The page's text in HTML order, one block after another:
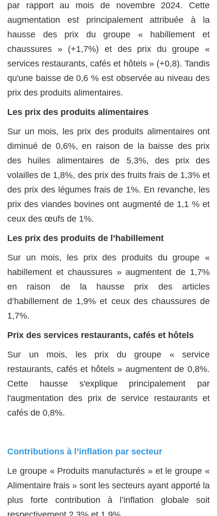
par rapport au mois de novembre 2024. Cette
augmentation est principalement attribuée à la
hausse des prix du groupe « habillement et
chaussures » (+1,7%) et des prix du groupe «
services restaurants, cafés et hôtels » (+0,8). Tandis
qu'une baisse de 0,6 % est observée au niveau des
prix des produits alimentaires.
Les prix des produits alimentaires
Sur un mois, les prix des produits alimentaires ont
diminué de 0,6%, en raison de la baisse des prix
des huiles alimentaires de 5,3%, des prix des
volailles de 1,8%, des prix des fruits frais de 1,3% et
des prix des légumes frais de 1%. En revanche, les
prix des viandes bovines ont augmenté de 1,1 % et
ceux des œufs de 1%.
Les prix des produits de l’habillement
Sur un mois, les prix des produits du groupe «
habillement et chaussures » augmentent de 1,7%
en raison de la hausse prix des articles
d’habillement de 1,9% et ceux des chaussures de
1,7%.
Prix des services restaurants, cafés et hôtels
Sur un mois, les prix du groupe « service
restaurants, cafés et hôtels » augmentent de 0,8%.
Cette hausse s'explique principalement par
l'augmentation des prix de service restaurants et
cafés de 0,8%.
Contributions à l’inflation par secteur
Le groupe « Produits manufacturés » et le groupe «
Alimentaire frais » sont les secteurs ayant apporté la
plus forte contribution à l’inflation globale soit